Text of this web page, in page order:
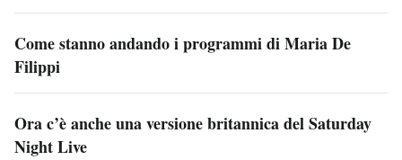
Come stanno andando i programmi di Maria De
Filippi
Ora c’è anche una versione britannica del Saturday
Night Live